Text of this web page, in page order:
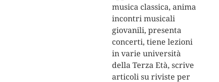
musica classica, anima
incontri musicali
giovanili, presenta
concerti, tiene lezioni
in varie università
della Terza Età, scrive
articoli su riviste per